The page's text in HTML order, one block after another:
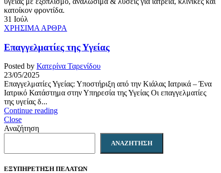
31 Ιούλ
ΧΡΗΣΙΜΑ ΑΡΘΡΑ
Επαγγελματίες της Υγείας
Posted by Κατερίνα Ταρενίδου
23/05/2025
Επαγγελματίες Υγείας: Υποστήριξη από την Κιάλας Ιατρικά – Ένα
Ιατρικό Κατάστημα στην Υπηρεσία της Υγείας Οι επαγγελματίες
της υγείας δ...
Continue reading
Close
Αναζήτηση
ΑΝΑΖΉΤΗΣΗ
ΕΞΥΠΗΡΕΤΗΣΗ ΠΕΛΑΤΩΝ